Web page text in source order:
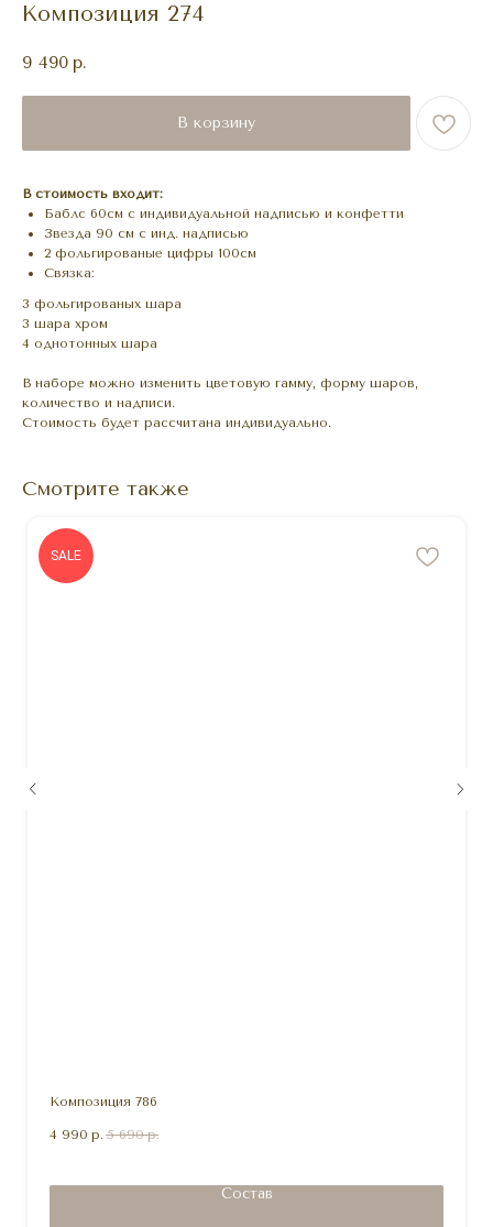
Композиция 274
9 490 р.
В корзину
В стоимость входит:
Баблс 60см с индивидуальной надписью и конфетти
Звезда 90 см с инд. надписью
2 фольгированые цифры 100см
Связка:
3 фольгированых шара
3 шара хром
4 однотонных шара
В наборе можно изменить цветовую гамму, форму шаров,
количество и надписи.
Стоимость будет рассчитана индивидуально.
Смотрите также
SALE
Композиция 786
4 990 р. 5 690 р.
Состав